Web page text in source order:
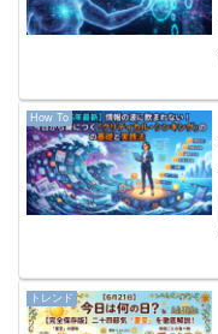
How To
トレンド